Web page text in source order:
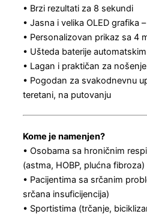
• Brzi rezultati za 8 sekundi
• Jasna i velika OLED grafika
• Personalizovan prikaz sa 4
• Ušteda baterije
• Lagan i praktičan za nošenje
• Pogodan za svakodnevnu
teretani, na putovanju
Kome je namenjen?
• Osobama sa hroničnim
(astma, HOBP, plućna fibroza)
• Pacijentima sa srčanim
srčana insuficijencija)
• Sportistima (trčanje,